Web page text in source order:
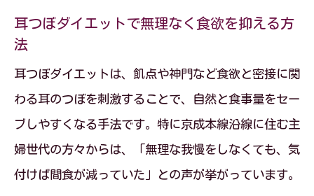
耳つぼダイエットで無理なく食欲を抑える方
法
耳つぼダイエットは、飢点や神門など食欲と密接に関
わる耳のつぼを刺激することで、自然と食事量をセー
ブしやすくなる手法です。特に京成本線沿線に住む主
婦世代の方々からは、「無理な我慢をしなくても、気
付けば間食が減っていた」との声が挙がっています。